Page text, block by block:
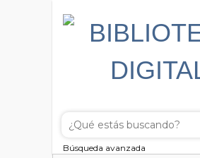
Búsqueda avanzada